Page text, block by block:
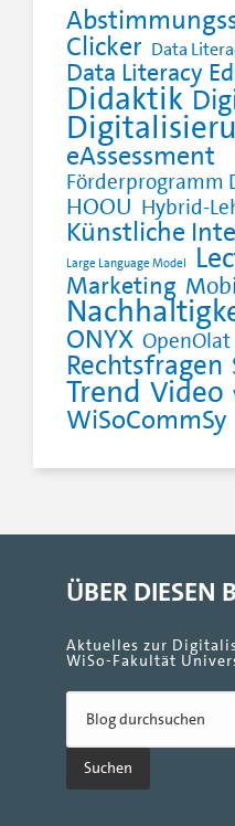
Clicker Data
Data Literacy
Didaktik
eAssessment
Förderprogramm
HOOU Hybrid-
Künstliche
Large Language Model
Marketing
ONYX OpenOlat
Rechtsfragen
Trend Video
WiSoCommSy
ÜBER DIESEN
Aktuelles zur
WiSo-Fakultät